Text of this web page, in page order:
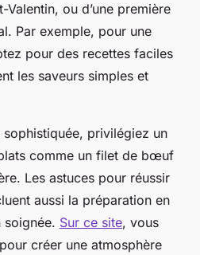
ou d’une première
Par exemple, pour une
pour des recettes faciles
les saveurs simples et
privilégiez un
comme un filet de bœuf
Les astuces pour réussir
aussi la préparation en
soignée. Sur ce site, vous
créer une atmosphère